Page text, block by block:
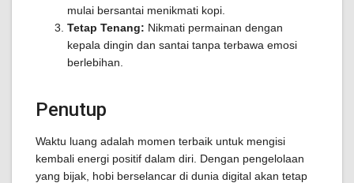
mulai bersantai menikmati kopi.
Tetap Tenang: Nikmati permainan dengan
kepala dingin dan santai tanpa terbawa emosi
berlebihan.
Penutup
Waktu luang adalah momen terbaik untuk mengisi
kembali energi positif dalam diri. Dengan pengelolaan
yang bijak, hobi berselancar di dunia digital akan tetap